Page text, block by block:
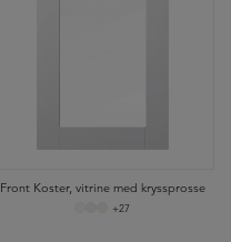
Front Koster, vitrine med kryssprosse
+27